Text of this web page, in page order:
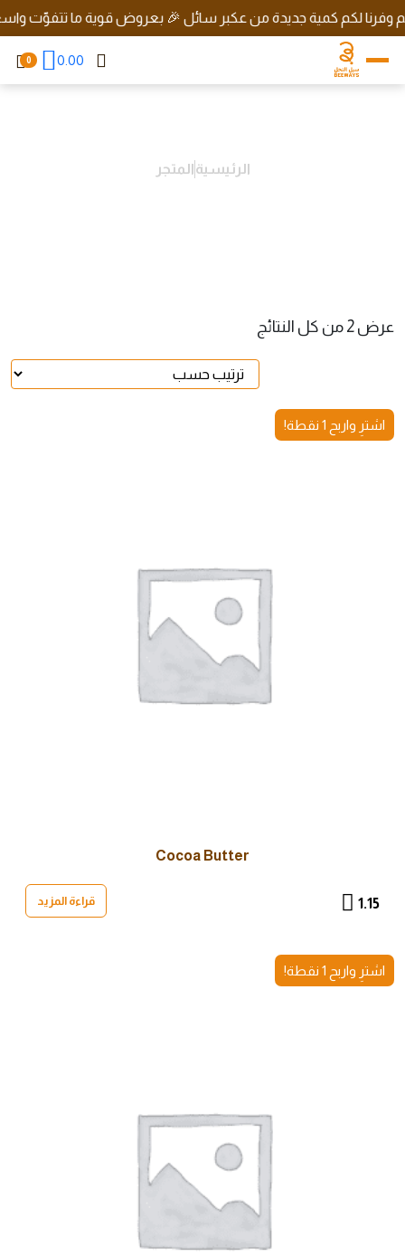
لكم كمية جديدة من عكبر سائل 🎉 بعروض قوية ما تتفوّت واسعار
0.00
0
الرئيسيةالمتجر
عرض ⁦2⁩ من كل النتائج
اشترِ واربح 1 نقطة!
Cocoa Butter
1.15 قراءة المزيد
اشترِ واربح 1 نقطة!